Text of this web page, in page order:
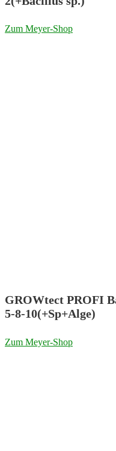
Zum Meyer-Shop
GROWtect PROFI
5-8-10(+Sp+Alge)
Zum Meyer-Shop